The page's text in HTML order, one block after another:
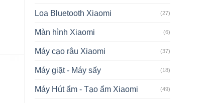
Loa Bluetooth Xiaomi (27)
Màn hình Xiaomi (6)
Máy cạo râu Xiaomi (37)
Máy giặt - Máy sấy (18)
Máy Hút ẩm - Tạo ẩm Xiaomi (49)